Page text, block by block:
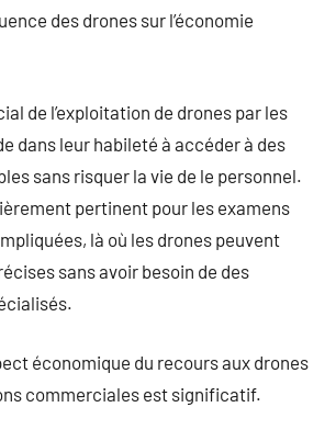
des drones sur l’économie
de l’exploitation de drones par les
dans leur habileté à accéder à des
sans risquer la vie de le personnel.
pertinent pour les examens
là où les drones peuvent
sans avoir besoin de des
économique du recours aux drones
commerciales est significatif.